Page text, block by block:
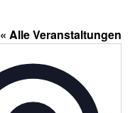
« Alle Veranstaltungen